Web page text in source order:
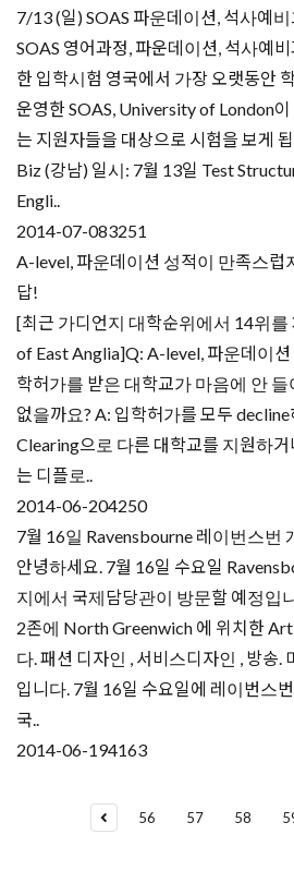
7/13 (일) SOAS 파운데이션, 석사예
SOAS 영어과정, 파운데이션, 석사예
한 입학시험 영국에서 가장 오랫동안
운영한 SOAS, University of London이
는 지원자들을 대상으로 시험을 보게
Biz (강남) 일시: 7월 13일 Test
Engli..
2014-07-083251
A-level, 파운데이션 성적이 만족스럽
답!
[최근 가디언지 대학순위에서 14위
of East Anglia]Q: A-level, 파운데이
학허가를 받은 대학교가 마음에 안 들
없을까요? A: 입학허가를 모두
Clearing으로 다른 대학교를 지원하
는 디플로..
2014-06-204250
7월 16일 Ravensbourne 레이번스번
안녕하세요. 7월 16일 수요일
지에서 국제담당관이 방문할 예정입
2존에 North Greenwich 에 위치한
다. 패션 디자인 , 서비스디자인 , 방송.
입니다. 7월 16일 수요일에 레이번스
국..
2014-06-194163
56 57 58